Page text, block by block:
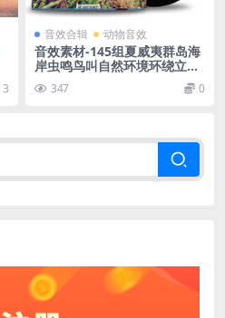
3
音效合辑 动物音效
音效素材-145组夏威夷群岛海
岸虫鸣鸟叫自然环境环绕立体
声无损音效 Hawaii
347 0